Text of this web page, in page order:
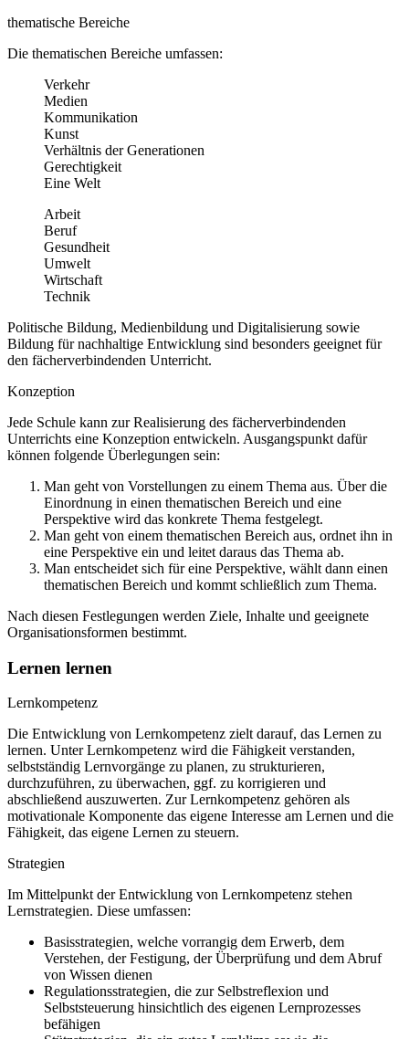
thematische Bereiche
Die thematischen Bereiche umfassen:
Verkehr
Medien
Kommunikation
Kunst
Verhältnis der Generationen
Gerechtigkeit
Eine Welt
Arbeit
Beruf
Gesundheit
Umwelt
Wirtschaft
Technik
Politische Bildung, Medienbildung und Digitalisierung sowie
Bildung für nachhaltige Entwicklung sind besonders geeignet für
den fächerverbindenden Unterricht.
Konzeption
Jede Schule kann zur Realisierung des fächerverbindenden
Unterrichts eine Konzeption entwickeln. Ausgangspunkt dafür
können folgende Überlegungen sein:
Man geht von Vorstellungen zu einem Thema aus. Über die
Einordnung in einen thematischen Bereich und eine
Perspektive wird das konkrete Thema festgelegt.
Man geht von einem thematischen Bereich aus, ordnet ihn in
eine Perspektive ein und leitet daraus das Thema ab.
Man entscheidet sich für eine Perspektive, wählt dann einen
thematischen Bereich und kommt schließlich zum Thema.
Nach diesen Festlegungen werden Ziele, Inhalte und geeignete
Organisationsformen bestimmt.
Lernen lernen
Lernkompetenz
Die Entwicklung von Lernkompetenz zielt darauf, das Lernen zu
lernen. Unter Lernkompetenz wird die Fähigkeit verstanden,
selbstständig Lernvorgänge zu planen, zu strukturieren,
durchzuführen, zu überwachen, ggf. zu korrigieren und
abschließend auszuwerten. Zur Lernkompetenz gehören als
motivationale Komponente das eigene Interesse am Lernen und die
Fähigkeit, das eigene Lernen zu steuern.
Strategien
Im Mittelpunkt der Entwicklung von Lernkompetenz stehen
Lernstrategien. Diese umfassen:
Basisstrategien, welche vorrangig dem Erwerb, dem
Verstehen, der Festigung, der Überprüfung und dem Abruf
von Wissen dienen
Regulationsstrategien, die zur Selbstreflexion und
Selbststeuerung hinsichtlich des eigenen Lernprozesses
befähigen